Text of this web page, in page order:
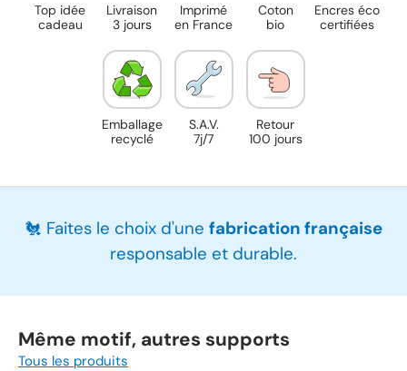
Top idée
cadeau
Livraison
3 jours
Imprimé
en France
Coton
bio
Encres éco
certifiées
Emballage
recyclé
S.A.V.
7j/7
Retour
100 jours
🐔 Faites le choix d'une fabrication française
responsable et durable.
Même motif, autres supports
Tous les produits